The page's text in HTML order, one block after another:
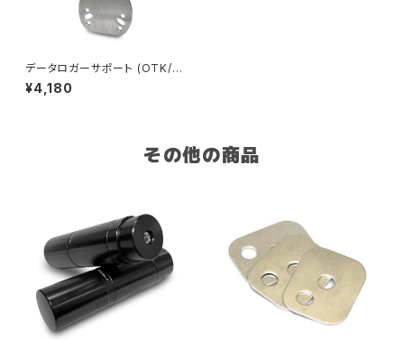
データロガーサポート (OTK/3
つ穴兼用)
¥4,180
その他の商品